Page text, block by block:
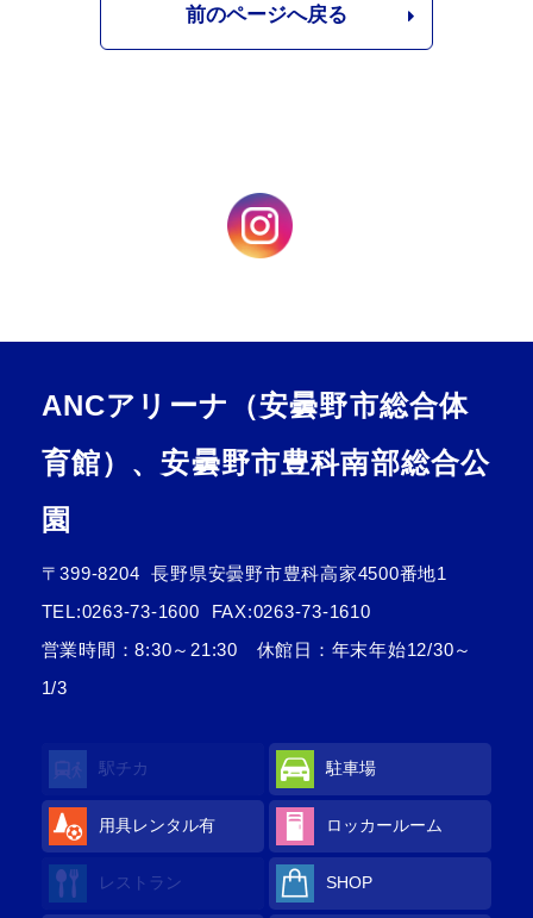
前のページへ戻る
ANCアリーナ（安曇野市総合体
育館）、安曇野市豊科南部総合公
園
〒399-8204
長野県安曇野市豊科高家4500番地1
TEL:0263-73-1600
FAX:0263-73-1610
営業時間：8:30～21:30 休館日：年末年始12/30～
1/3
駅チカ 駐車場
用具レンタル有 ロッカールーム
レストラン SHOP